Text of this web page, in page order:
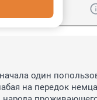
один
на передок